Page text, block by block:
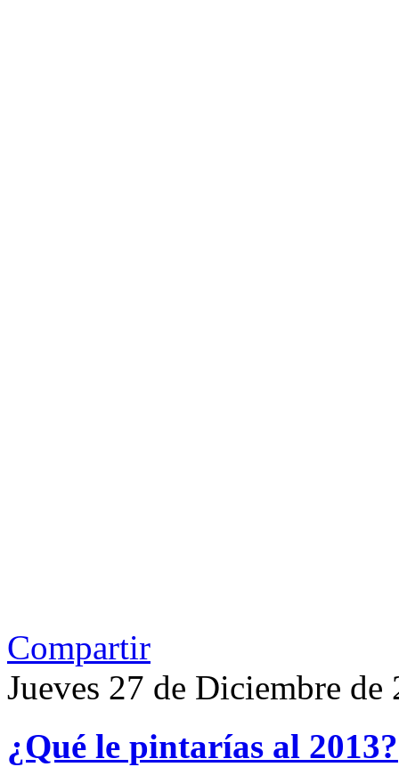
Compartir
Jueves 27 de Diciembre de
¿Qué le pintarías al 2013?